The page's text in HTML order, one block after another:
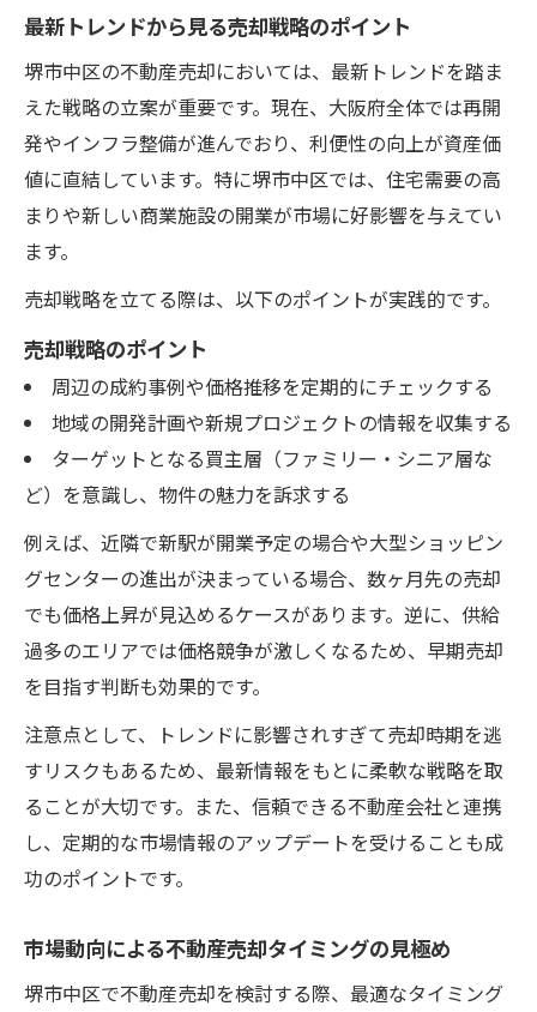
最新トレンドから見る売却戦略のポイント
堺市中区の不動産売却においては、最新トレンドを踏ま
えた戦略の立案が重要です。現在、大阪府全体では再開
発やインフラ整備が進んでおり、利便性の向上が資産価
値に直結しています。特に堺市中区では、住宅需要の高
まりや新しい商業施設の開業が市場に好影響を与えてい
ます。
売却戦略を立てる際は、以下のポイントが実践的です。
売却戦略のポイント
周辺の成約事例や価格推移を定期的にチェックする
地域の開発計画や新規プロジェクトの情報を収集する
ターゲットとなる買主層（ファミリー・シニア層な
ど）を意識し、物件の魅力を訴求する
例えば、近隣で新駅が開業予定の場合や大型ショッピン
グセンターの進出が決まっている場合、数ヶ月先の売却
でも価格上昇が見込めるケースがあります。逆に、供給
過多のエリアでは価格競争が激しくなるため、早期売却
を目指す判断も効果的です。
注意点として、トレンドに影響されすぎて売却時期を逃
すリスクもあるため、最新情報をもとに柔軟な戦略を取
ることが大切です。また、信頼できる不動産会社と連携
し、定期的な市場情報のアップデートを受けることも成
功のポイントです。
市場動向による不動産売却タイミングの見極め
堺市中区で不動産売却を検討する際、最適なタイミング